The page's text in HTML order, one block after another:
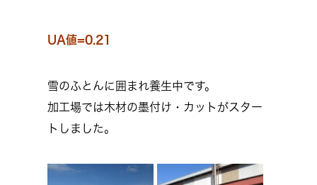
UA値=0.21
雪のふとんに囲まれ養生中です。
加工場では木材の墨付け・カットがスター
トしました。